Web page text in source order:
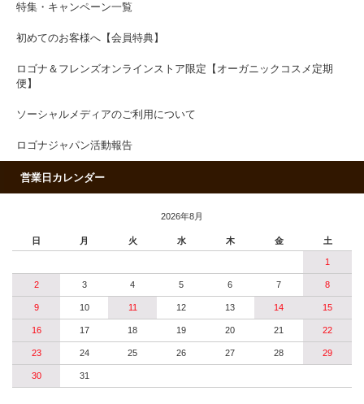
特集・キャンペーン一覧
初めてのお客様へ【会員特典】
ロゴナ＆フレンズオンラインストア限定【オーガニックコスメ定期
便】
ソーシャルメディアのご利用について
ロゴナジャパン活動報告
営業日カレンダー
2026年8月
日 月 火 水 木 金 土
1
2 3 4 5 6 7 8
9 10 11 12 13 14 15
16 17 18 19 20 21 22
23 24 25 26 27 28 29
30 31